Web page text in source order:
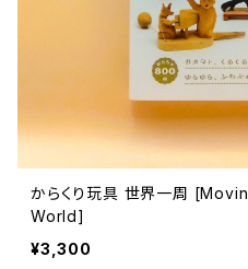
からくり玩具 世界一周
World]
¥3,300